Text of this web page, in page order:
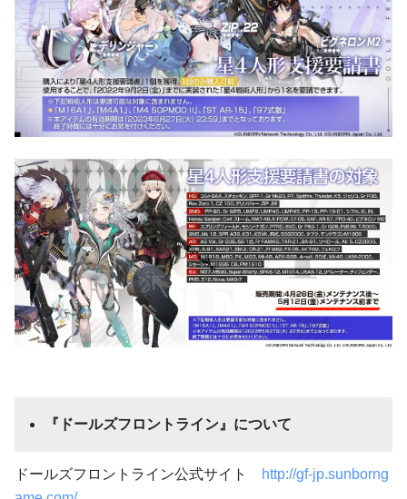
『ドールズフロントライン』について
ドールズフロントライン公式サイト
http://gf-jp.sunborng